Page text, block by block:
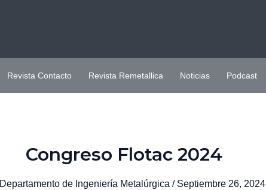
Revista Contacto Revista Remetallica Noticias Podcast
Congreso Flotac 2024
Departamento de Ingeniería Metalúrgica / Septiembre 26, 2024